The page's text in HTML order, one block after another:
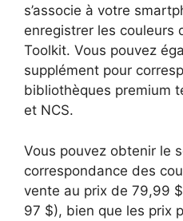
s’associe à votre
enregistrer les couleurs
Toolkit. Vous pouvez
supplément pour
bibliothèques premium
et NCS.
Vous pouvez obtenir le
correspondance des
vente au prix de 79,99
97 $), bien que les prix